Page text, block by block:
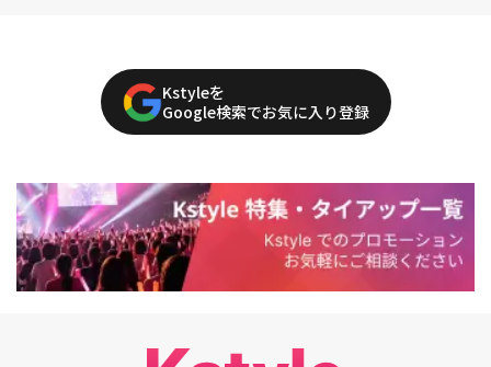
Kstyleを
Google検索でお気に入り登録